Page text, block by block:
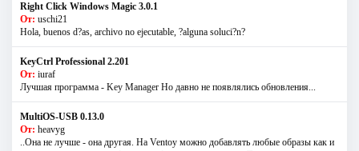
Right Click Windows Magic 3.0.1
От: uschi21
Hola, buenos d?as, archivo no ejecutable, ?alguna soluci?n?
KeyCtrl Professional 2.201
От: iuraf
Лучшая программа - Key Manager Но давно не появлялись обновления...
MultiOS-USB 0.13.0
От: heavyg
..Она не лучше - она другая. На Ventoy можно добавлять любые образы как и